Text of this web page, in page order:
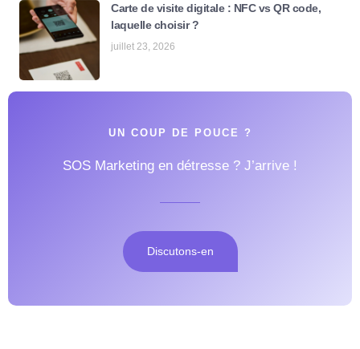
Carte de visite digitale : NFC vs QR code,
laquelle choisir ?
juillet 23, 2026
UN COUP DE POUCE ?
SOS Marketing en détresse ? J’arrive !
Discutons-en